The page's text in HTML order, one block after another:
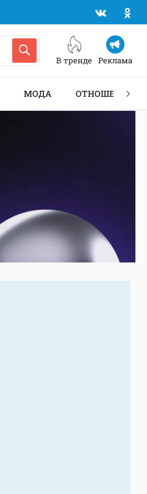
В тренде Реклама
МОДА ОТНОШЕНИЯ